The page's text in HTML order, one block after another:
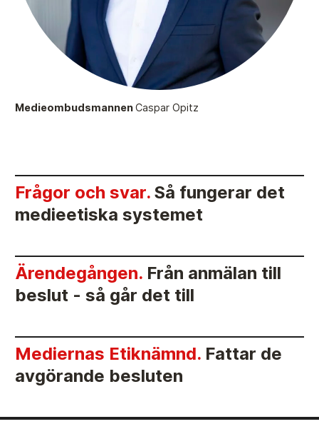
Ledamöter i Mediernas Etiknämnd
Stadgar för Mediernas Etiknämnd
Den journalistiska yrkesetiken
Jobba hos oss!
MedieombudsmannenCaspar Opitz
Frågor och svar. Så fungerar det
medieetiska systemet
Ärendegången. Från anmälan till
beslut - så går det till
Mediernas Etiknämnd. Fattar de
avgörande besluten